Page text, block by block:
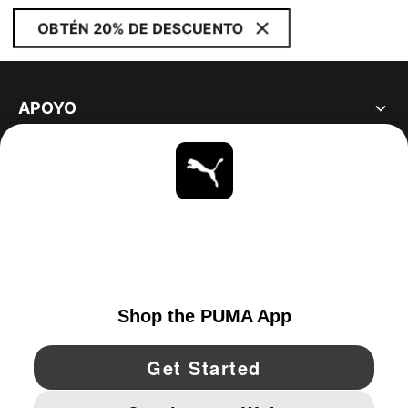
OBTÉN 20% DE DESCUENTO
APOYO
YouTube Twitter Pinterest